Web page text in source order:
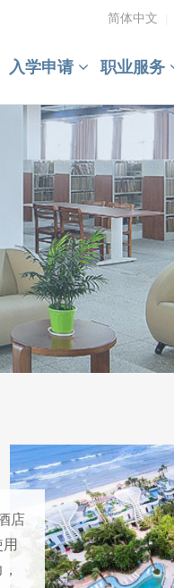
简体中文
入学申请 职业服务
店